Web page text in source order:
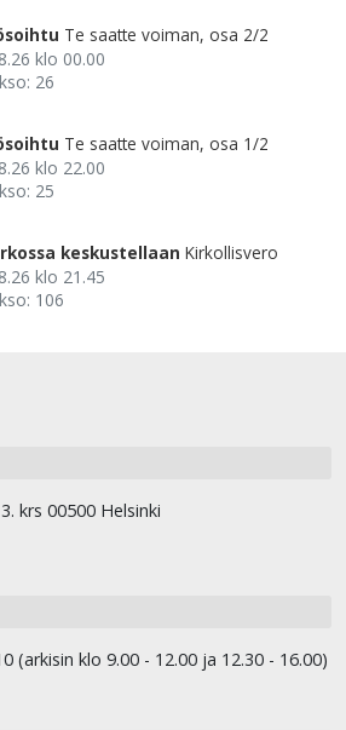
Te saatte voiman, osa 2/2
klo 00.00
26
Te saatte voiman, osa 1/2
klo 22.00
25
keskustellaan Kirkollisvero
klo 21.45
106
krs 00500 Helsinki
(arkisin klo 9.00 - 12.00 ja 12.30 - 16.00)